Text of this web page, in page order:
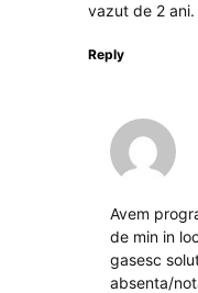
vazut de 2
Reply
Avem
de min in
gasesc
absenta/